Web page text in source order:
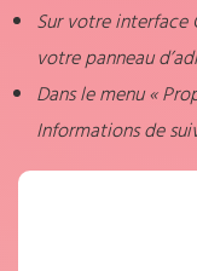
Sur votre interface
votre panneau
Dans le menu «
Informations de